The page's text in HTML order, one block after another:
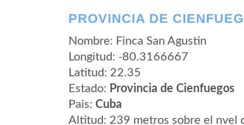
PROVINCIA DE
Nombre: Finca San Agustin
Longitud: -80.3166667
Latitud: 22.35
Estado: Provincia de Cienfuegos
Pais: Cuba
Altitud: 239 metros sobre el nvel